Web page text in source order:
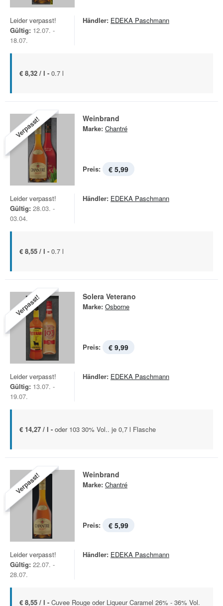
Leider verpasst!
Gültig: 12.07. -
18.07.
Händler: EDEKA Paschmann
€ 8,32 / l - 0.7 l
Verpasst! Weinbrand
Marke: Chantré
Preis: € 5,99
Leider verpasst!
Gültig: 28.03. -
03.04.
Händler: EDEKA Paschmann
€ 8,55 / l - 0.7 l
Verpasst! Solera Veterano
Marke: Osborne
Preis: € 9,99
Leider verpasst!
Gültig: 13.07. -
19.07.
Händler: EDEKA Paschmann
€ 14,27 / l - oder 103 30% Vol.. je 0,7 l Flasche
Verpasst! Weinbrand
Marke: Chantré
Preis: € 5,99
Leider verpasst!
Gültig: 22.07. -
28.07.
Händler: EDEKA Paschmann
€ 8,55 / l - Cuvee Rouge oder Liqueur Caramel 26% - 36% Vol.